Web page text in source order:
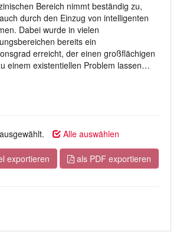
Bereich nimmt beständig zu,
durch den Einzug von intelligenten
Dabei wurde in vielen
bereits ein
erreicht, der einen großflächigen
einem existentiellen Problem lassen…
Alle auswählen
exportieren als PDF exportieren